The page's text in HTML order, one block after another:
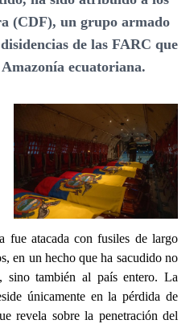
(CDF), un grupo armado
de las FARC que
ecuatoriana.
fue atacada con fusiles de largo
en un hecho que ha sacudido no
sino también al país entero. La
únicamente en la pérdida de
revela sobre la penetración del